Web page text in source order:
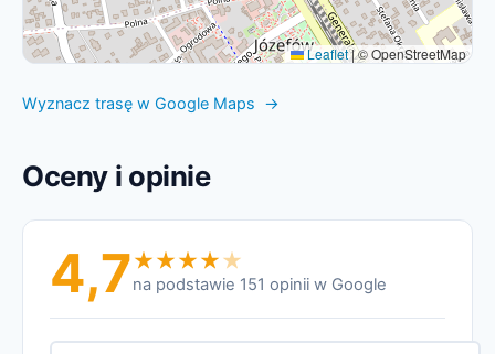
Leaflet|© OpenStreetMap
Wyznacz trasę w Google Maps →
Oceny i opinie
4,7na podstawie 151 opinii w Google